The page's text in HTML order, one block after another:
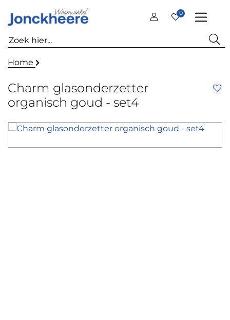
0
Home
Charm glasonderzetter
organisch goud - set4